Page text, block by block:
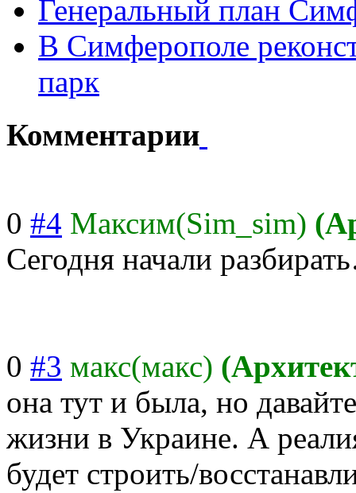
Генеральный план
В Симферополе
парк
Комментарии
0 #4 Максим(Sim_sim)
Сегодня начали
0 #3 макс(макс)
она тут и была, но
жизни в Украине. А
будет строить/